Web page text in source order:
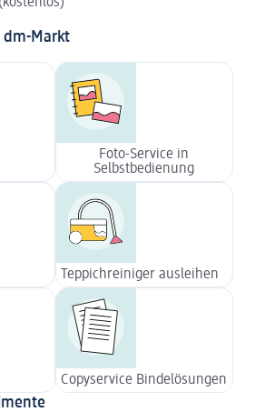
dm-Markt
Foto-Service in
Selbstbedienung
Teppichreiniger ausleihen
Copyservice Bindelösungen